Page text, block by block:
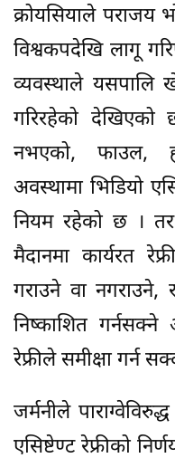
क्रोयसियाले पराजय
विश्वकपदेखि लागू
व्यवस्थाले यसपालि
गरिरहेको
नभएको, फाउल,
अवस्थामा भिडियो
नियम रहेको छ । तर
मैदानमा कार्यरत
गराउने वा नगराउने,
निष्काशित गर्नसक्ने
रेफ्रीले समीक्षा गर्न
जर्मनीले
एसिष्टेण्ट रेफ्रीको